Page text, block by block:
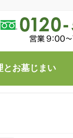
とお墓じまい